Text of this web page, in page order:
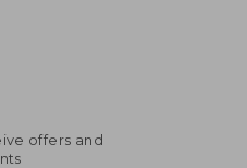
offers and